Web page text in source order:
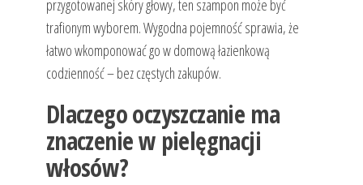
przygotowanej skóry głowy, ten szampon może być
trafionym wyborem. Wygodna pojemność sprawia, że
łatwo wkomponować go w domową łazienkową
codzienność – bez częstych zakupów.
Dlaczego oczyszczanie ma
znaczenie w pielęgnacji
włosów?